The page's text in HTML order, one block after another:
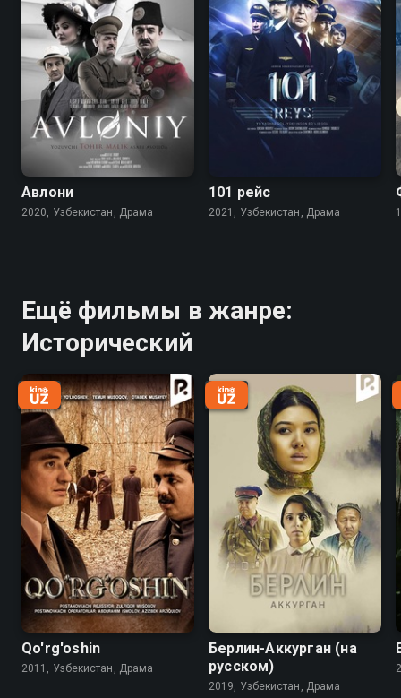
Авлони
2020, Узбекистан, Драма
101 рейс
2021, Узбекистан, Драма
Ещё фильмы в жанре:
Исторический
Qo'rg'oshin
2011, Узбекистан, Драма
Берлин-Аккурган (на
русском)
2019, Узбекистан, Драма